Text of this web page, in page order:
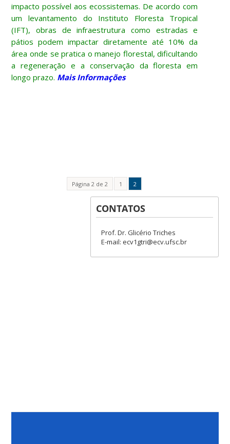
impacto possível aos ecossistemas. De acordo com
um levantamento do Instituto Floresta Tropical
(IFT), obras de infraestrutura como estradas e
pátios podem impactar diretamente até 10% da
área onde se pratica o manejo florestal, dificultando
a regeneração e a conservação da floresta em
longo prazo. Mais Informações
Página 2 de 2 1 2
CONTATOS
Prof. Dr. Glicério Triches
E-mail: ecv1gtri@ecv.ufsc.br